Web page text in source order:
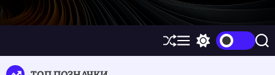
с
П
е
М
е е
П
о